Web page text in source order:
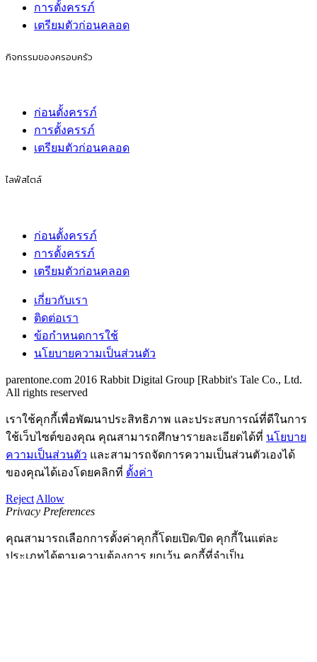
การตั้งครรภ์
เตรียมตัวก่อนคลอด
กิจกรรมของครอบครัว
ก่อนตั้งครรภ์
การตั้งครรภ์
เตรียมตัวก่อนคลอด
ไลฟ์สไตล์
ก่อนตั้งครรภ์
การตั้งครรภ์
เตรียมตัวก่อนคลอด
เกี่ยวกับเรา
ติดต่อเรา
ข้อกำหนดการใช้
นโยบายความเป็นส่วนตัว
parentone.com 2016 Rabbit Digital Group [Rabbit's Tale Co., Ltd.
All rights reserved
เราใช้คุกกี้เพื่อพัฒนาประสิทธิภาพ และประสบการณ์ที่ดีในการ
ใช้เว็บไซต์ของคุณ คุณสามารถศึกษารายละเอียดได้ที่ นโยบาย
ความเป็นส่วนตัว และสามารถจัดการความเป็นส่วนตัวเองได้
ของคุณได้เองโดยคลิกที่ ตั้งค่า
Reject Allow
Privacy Preferences
คุณสามารถเลือกการตั้งค่าคุกกี้โดยเปิด/ปิด คุกกี้ในแต่ละ
ประเภทได้ตามความต้องการ ยกเว้น คุกกี้ที่จำเป็น